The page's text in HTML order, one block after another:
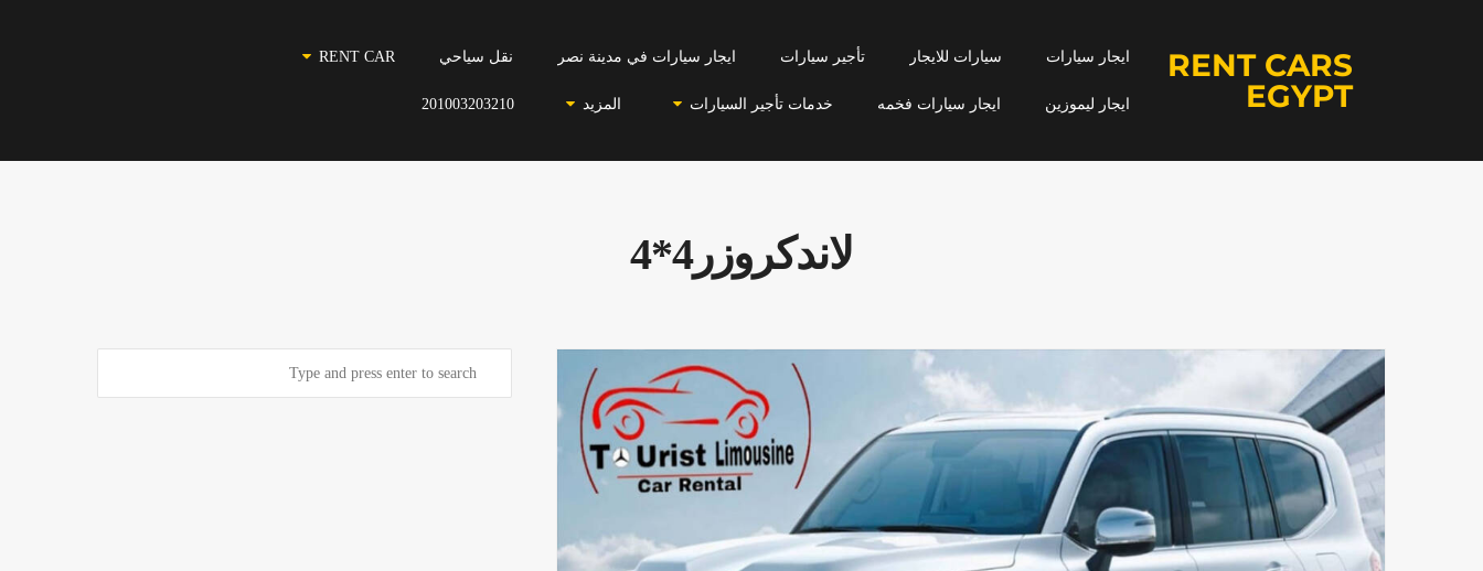
RENT CARS
EGYPT
ايجار سيارات سيارات للايجار تأجير سيارات ايجار سيارات في مدينة نصر نقل سياحي RENT CAR
ايجار ليموزين ايجار سيارات فخمه خدمات تأجير السيارات المزيد 201003203210
لاندكروزر4*4